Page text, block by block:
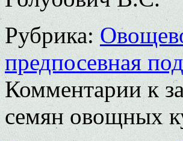
Рубрика:
предпосевная
Комментариик
семян овощных